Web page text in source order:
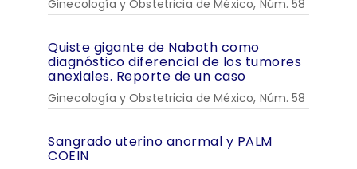
Ginecología y Obstetricia de México, Núm. 58
Quiste gigante de Naboth como
diagnóstico diferencial de los tumores
anexiales. Reporte de un caso
Ginecología y Obstetricia de México, Núm. 58
Sangrado uterino anormal y PALM
COEIN